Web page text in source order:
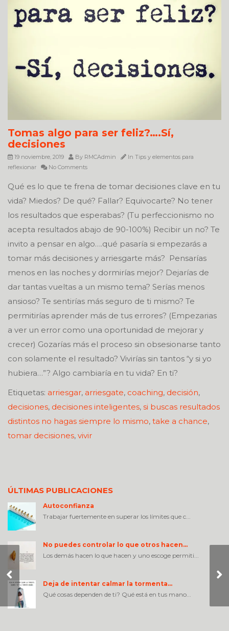
Tomas algo para ser feliz?….Sí,
decisiones
19 noviembre, 2019 By RMCAdmin In Tips y elementos para
reflexionar
No Comments
Qué es lo que te frena de tomar decisiones clave en tu
vida? Miedos? De qué? Fallar? Equivocarte? No tener
los resultados que esperabas? (Tu perfeccionismo no
acepta resultados abajo de 90-100%) Recibir un no? Te
invito a pensar en algo….qué pasaría si empezarás a
tomar más decisiones y arriesgarte más? Pensarías
menos en las noches y dormirías mejor? Dejarías de
dar tantas vueltas a un mismo tema? Serías menos
ansioso? Te sentirías más seguro de ti mismo? Te
permitirías aprender más de tus errores? (Empezarias
a ver un error como una oportunidad de mejorar y
crecer) Gozarías más el proceso sin obsesionarse tanto
con solamente el resultado? Vivirías sin tantos “y si yo
hubiera…”? Algo cambiaría en tu vida? En ti?
Etiquetas: arriesgar, arriesgate, coaching, decisión,
decisiones, decisiones inteligentes, si buscas resultados
distintos no hagas siempre lo mismo, take a chance,
tomar decisiones, vivir
ÚLTIMAS PUBLICACIONES
Autoconfianza
Trabajar fuertemente en superar los límites que c...
No puedes controlar lo que otros hacen…
Los demás hacen lo que hacen y uno escoge permiti...
Deja de intentar calmar la tormenta…
Qué cosas dependen de ti? Qué está en tus mano...
much you tolerate….